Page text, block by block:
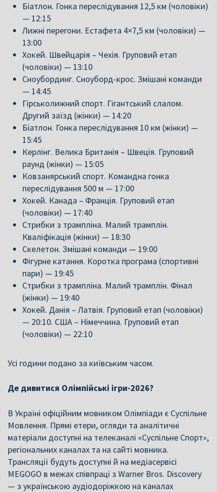
Біатлон. Гонка переслідування 12,5 км (чоловіки)
— 12:15
Лижні перегони. Естафета 4×7,5 км (чоловіки) —
13:00
Хокей. Швейцарія – Чехія. Груповий етап
(чоловіки) — 13:10
Сноубординг. Сноуборд-крос. Змішані команди
— 14:45
Гірськолижний спорт. Гігантський слалом.
Другий заїзд (жінки) — 14:20
Біатлон. Гонка переслідування 10 км (жінки) —
15:45
Керлінг. Велика Британія – Швеція. Груповий
раунд (жінки) — 15:05
Ковзанярський спорт. Командна гонка
переслідування 500 м — 17:00
Хокей. Канада – Франція. Груповий етап
(чоловіки) — 17:40
Стрибки з трампліна. Малий трамплін.
Кваліфікація (жінки) — 18:30
Скелетон. Змішані команди — 19:00
Фігурне катання. Коротка програма (спортивні
пари) — 19:45
Стрибки з трампліна. Малий трамплін. Фінал
(жінки) — 19:40
Хокей. Данія – Латвія. Груповий етап (чоловіки)
— 20:10. США – Німеччина. Груповий етап
(чоловіки) — 22:10
Усі години подано за київським часом.
Де дивитися Олімпійські ігри-2026?
В Україні офіційним мовником Олімпіади є Суспільне
Мовлення. Прямі етери, огляди та аналітичні
матеріали доступні на телеканалі «Суспільне Спорт»,
регіональних каналах та на сайті мовника.
Трансляції будуть доступні й на медіасервісі
MEGOGO в межах співпраці з Warner Bros. Discovery
— з українською аудіодоріжкою на каналах